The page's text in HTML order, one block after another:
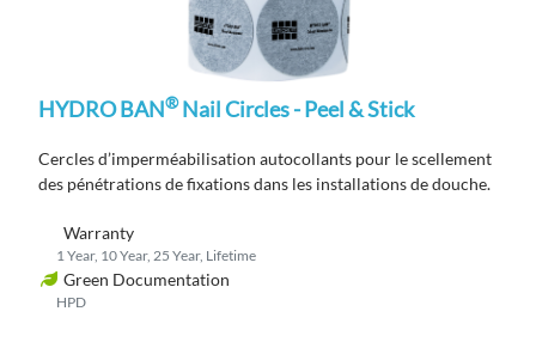
HYDRO BAN®Nail Circles - Peel & Stick
Cercles d’imperméabilisation autocollants pour le scellement
des pénétrations de fixations dans les installationsde douche.
Warranty
1 Year, 10 Year, 25 Year, Lifetime
Green Documentation
HPD